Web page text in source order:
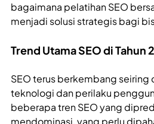
bagaimana pelatihan SEO
menjadi solusi strategis bagi
Trend Utama SEO di Tahun
SEO terus berkembang seiring
teknologi dan perilaku
beberapa tren SEO yang